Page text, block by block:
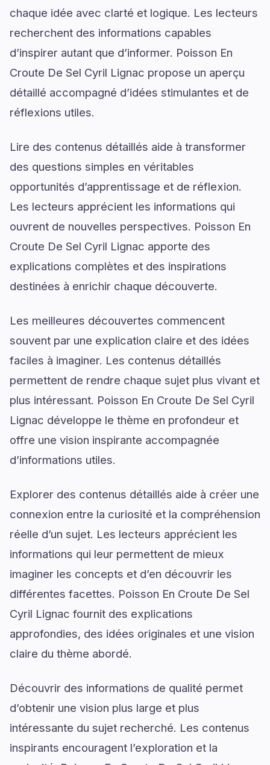
chaque idée avec clarté et logique. Les lecteurs
recherchent des informations capables
d’inspirer autant que d’informer. Poisson En
Croute De Sel Cyril Lignac propose un aperçu
détaillé accompagné d’idées stimulantes et de
réflexions utiles.
Lire des contenus détaillés aide à transformer
des questions simples en véritables
opportunités d’apprentissage et de réflexion.
Les lecteurs apprécient les informations qui
ouvrent de nouvelles perspectives. Poisson En
Croute De Sel Cyril Lignac apporte des
explications complètes et des inspirations
destinées à enrichir chaque découverte.
Les meilleures découvertes commencent
souvent par une explication claire et des idées
faciles à imaginer. Les contenus détaillés
permettent de rendre chaque sujet plus vivant et
plus intéressant. Poisson En Croute De Sel Cyril
Lignac développe le thème en profondeur et
offre une vision inspirante accompagnée
d’informations utiles.
Explorer des contenus détaillés aide à créer une
connexion entre la curiosité et la compréhension
réelle d’un sujet. Les lecteurs apprécient les
informations qui leur permettent de mieux
imaginer les concepts et d’en découvrir les
différentes facettes. Poisson En Croute De Sel
Cyril Lignac fournit des explications
approfondies, des idées originales et une vision
claire du thème abordé.
Découvrir des informations de qualité permet
d’obtenir une vision plus large et plus
intéressante du sujet recherché. Les contenus
inspirants encouragent l’exploration et la